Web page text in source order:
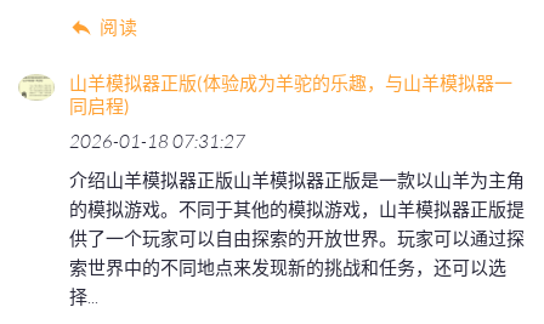
阅读
山羊模拟器正版(体验成为羊驼的乐趣，与山羊模拟器一
同启程)
2026-01-18 07:31:27
介绍山羊模拟器正版山羊模拟器正版是一款以山羊为主角
的模拟游戏。不同于其他的模拟游戏，山羊模拟器正版提
供了一个玩家可以自由探索的开放世界。玩家可以通过探
索世界中的不同地点来发现新的挑战和任务，还可以选
择...